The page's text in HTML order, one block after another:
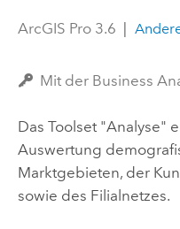
ArcGIS Pro 3.6 |
Mit der Business
Das Toolset "Analyse"
Auswertung
Marktgebieten, der
sowie des Filialnetzes.